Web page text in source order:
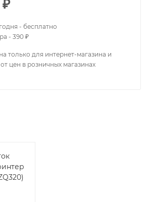
₽
- бесплатно
- 390 ₽
только для интернет-магазина и
цен в розничных магазинах